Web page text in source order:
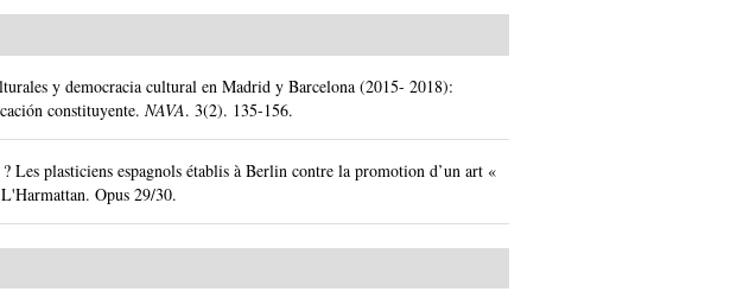
y democracia cultural en Madrid y Barcelona (2015- 2018):
constituyente. NAVA. 3(2). 135-156.
Les plasticiens espagnols établis à Berlin contre la promotion d’un art «
L'Harmattan.Opus 29/30.